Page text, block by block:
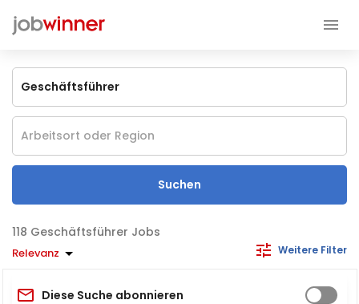
Suchen
Geschäftsführer Jobs
Relevanz Weitere Filter
Diese Suche abonnieren